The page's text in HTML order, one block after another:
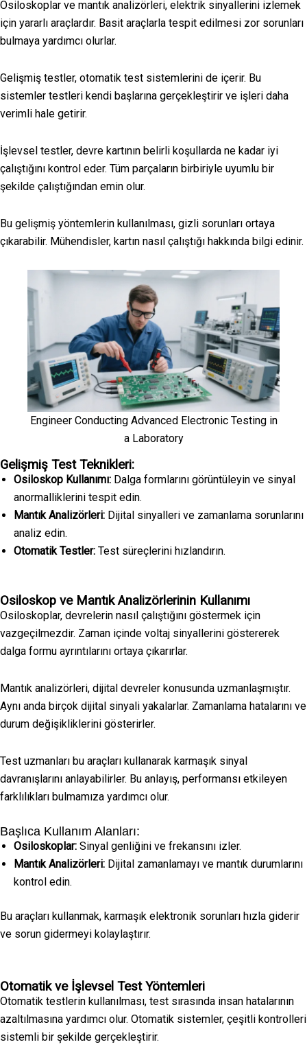
Osiloskoplar ve mantık analizörleri, elektrik sinyallerini izlemek
için yararlı araçlardır. Basit araçlarla tespit edilmesi zor sorunları
bulmaya yardımcı olurlar.
Gelişmiş testler, otomatik test sistemlerini de içerir. Bu
sistemler testleri kendi başlarına gerçekleştirir ve işleri daha
verimli hale getirir.
İşlevsel testler, devre kartının belirli koşullarda ne kadar iyi
çalıştığını kontrol eder. Tüm parçaların birbiriyle uyumlu bir
şekilde çalıştığından emin olur.
Bu gelişmiş yöntemlerin kullanılması, gizli sorunları ortaya
çıkarabilir. Mühendisler, kartın nasıl çalıştığı hakkında bilgi edinir.
Engineer Conducting Advanced Electronic Testing in
a Laboratory
Gelişmiş Test Teknikleri:
Osiloskop Kullanımı: Dalga formlarını görüntüleyin ve sinyal
anormalliklerini tespit edin.
Mantık Analizörleri: Dijital sinyalleri ve zamanlama sorunlarını
analiz edin.
Otomatik Testler: Test süreçlerini hızlandırın.
Osiloskop ve Mantık Analizörlerinin Kullanımı
Osiloskoplar, devrelerin nasıl çalıştığını göstermek için
vazgeçilmezdir. Zaman içinde voltaj sinyallerini göstererek
dalga formu ayrıntılarını ortaya çıkarırlar.
Mantık analizörleri, dijital devreler konusunda uzmanlaşmıştır.
Aynı anda birçok dijital sinyali yakalarlar. Zamanlama hatalarını ve
durum değişikliklerini gösterirler.
Test uzmanları bu araçları kullanarak karmaşık sinyal
davranışlarını anlayabilirler. Bu anlayış, performansı etkileyen
farklılıkları bulmamıza yardımcı olur.
Başlıca Kullanım Alanları:
Osiloskoplar: Sinyal genliğini ve frekansını izler.
Mantık Analizörleri: Dijital zamanlamayı ve mantık durumlarını
kontrol edin.
Bu araçları kullanmak, karmaşık elektronik sorunları hızla giderir
ve sorun gidermeyi kolaylaştırır.
Otomatik ve İşlevsel Test Yöntemleri
Otomatik testlerin kullanılması, test sırasında insan hatalarının
azaltılmasına yardımcı olur. Otomatik sistemler, çeşitli kontrolleri
sistemli bir şekilde gerçekleştirir.